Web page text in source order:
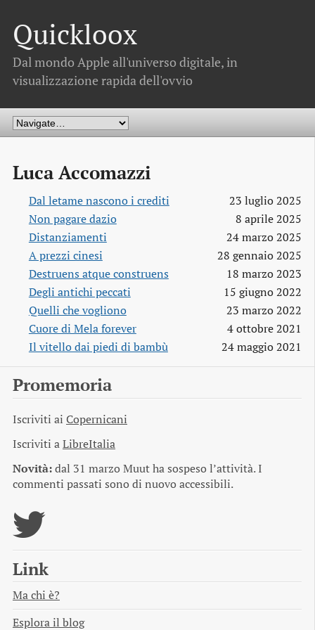
Quickloox
Dal mondo Apple all'universo digitale, in
visualizzazione rapida dell'ovvio
Luca Accomazzi
Dal letame nascono i crediti
23 luglio 2025
Non pagare dazio
8 aprile 2025
Distanziamenti
24 marzo 2025
A prezzi cinesi
28 gennaio 2025
Destruens atque construens
18 marzo 2023
Degli antichi peccati
15 giugno 2022
Quelli che vogliono
23 marzo 2022
Cuore di Mela forever
4 ottobre 2021
Il vitello dai piedi di bambù
24 maggio 2021
Promemoria
Iscriviti ai Copernicani
Iscriviti aLibreItalia
Novità:dal 31 marzo Muut ha sospeso l’attività. I
commenti passati sono di nuovo accessibili.
Link
Ma chi è?
Esplora il blog